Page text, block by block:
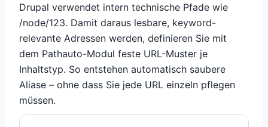
Drupal verwendet intern technische Pfade wie
/node/123. Damit daraus lesbare, keyword-
relevante Adressen werden, definieren Sie mit
dem Pathauto-Modul feste URL-Muster je
Inhaltstyp. So entstehen automatisch saubere
Aliase – ohne dass Sie jede URL einzeln pflegen
müssen.